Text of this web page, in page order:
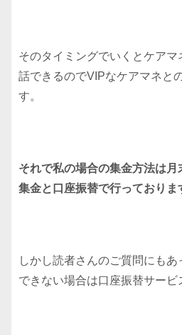
そのタイミングでいくとケア
話できるのでVIPなケアマネと
す。
それで私の場合の集金方法は
集金と口座振替で行っておりま
しかし読者さんのご質問にも
できない場合は口座振替サービ